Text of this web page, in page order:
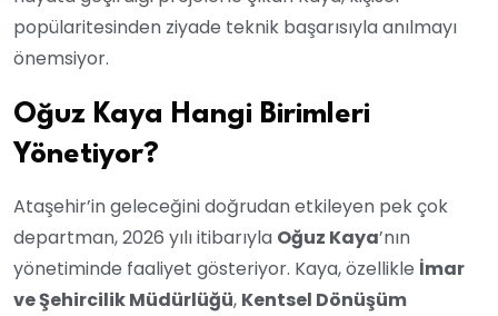
popülaritesinden ziyade teknik başarısıyla anılmayı
önemsiyor.
Oğuz Kaya Hangi Birimleri
Yönetiyor?
Ataşehir’in geleceğini doğrudan etkileyen pek çok
departman, 2026 yılı itibarıyla Oğuz Kaya’nın
yönetiminde faaliyet gösteriyor. Kaya, özellikle İmar
ve Şehircilik Müdürlüğü, Kentsel Dönüşüm